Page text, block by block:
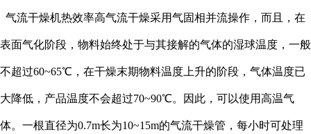
气流干燥机热效率高气流干燥采用气固相并流操作，而且，在
表面气化阶段，物料始终处于与其接解的气体的湿球温度，一般
不超过60~65℃，在干燥末期物料温度上升的阶段，气体温度已
大降低，产品温度不会超过70~90℃。因此，可以使用高温气
体。一根直径为0.7m长为10~15m的气流干燥管，每小时可处理